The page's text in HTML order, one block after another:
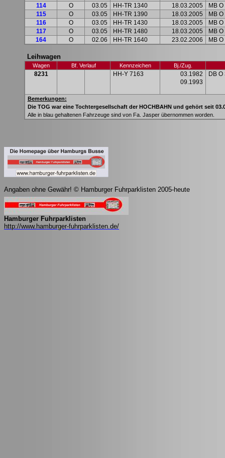
114
O 03.05 HH-TR 1340 18.03.2005
MB
115
O 03.05 HH-TR 1390 18.03.2005
MB
116
O 03.05 HH-TR 1430 18.03.2005
MB
117
O 03.05 HH-TR 1480 18.03.2005
MB
164
O 02.06 HH-TR 1640 23.02.2006 MB
Leihwagen
Wagen Bf. Verlauf Kennzeichen Bj./Zug.
8231 HH-Y 7163
03.1982
09.1993
DB O
Bemerkungen:
Die TOG war eine Tochtergesellschaft der HOCHBAHN und gehört seit
Alle in blau gehaltenen Fahrzeuge sind von Fa. Jasper übernommen worden.
Angaben ohne Gewähr! © Hamburger Fuhrparklisten 2005-heute
Hamburger Fuhrparklisten
http://www.hamburger-fuhrparklisten.de/